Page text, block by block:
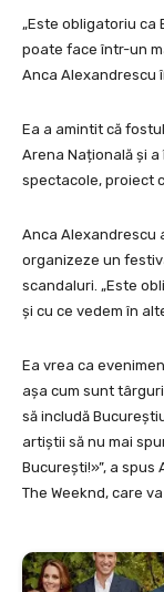
„Este obligatoriu ca
poate face într-un
Anca Alexandrescu
Ea a amintit că
Arena Națională și
spectacole, proiect
Anca Alexandrescu
organizeze un
scandaluri. „Este
și cu ce vedem în
Ea vrea ca
așa cum sunt
să includă
artiștii să nu mai
București!»”, a
The Weeknd, care